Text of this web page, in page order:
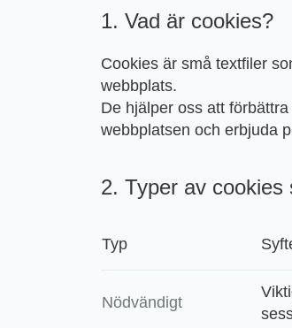
1. Vad är cookies?
Cookies är små textfiler
webbplats.
De hjälper oss att
webbplatsen och erbjuda
2. Typer av cookies
Typ
Nödvändigt